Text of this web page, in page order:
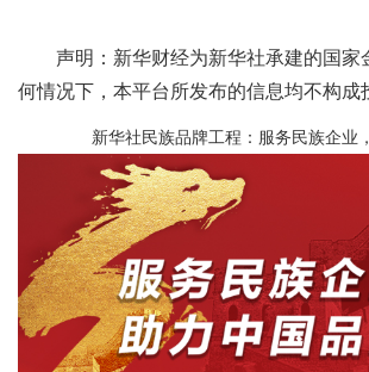
声明：新华财经为新华社承建的国家
何情况下，本平台所发布的信息均不构成
新华社民族品牌工程：服务民族企业